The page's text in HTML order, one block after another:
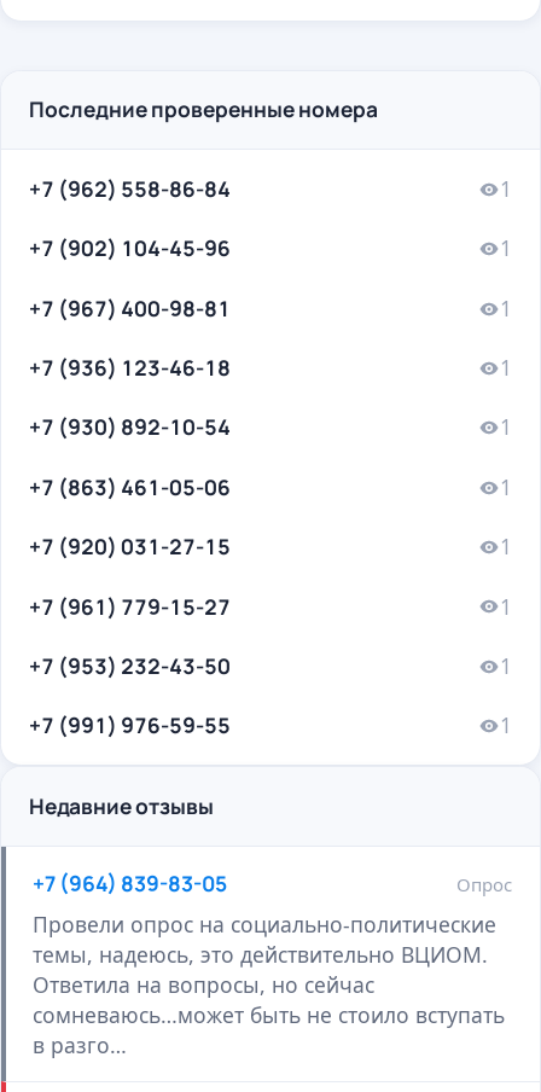
Последние проверенные номера
+7 (962) 558-86-84 1
+7 (902) 104-45-96 1
+7 (967) 400-98-81 1
+7 (936) 123-46-18 1
+7 (930) 892-10-54 1
+7 (863) 461-05-06 1
+7 (920) 031-27-15 1
+7 (961) 779-15-27 1
+7 (953) 232-43-50 1
+7 (991) 976-59-55 1
Недавние отзывы
+7 (964) 839-83-05 Опрос
Провели опрос на социально-политические
темы, надеюсь, это действительно ВЦИОМ.
Ответила на вопросы, но сейчас
сомневаюсь…может быть не стоило вступать
в разго…